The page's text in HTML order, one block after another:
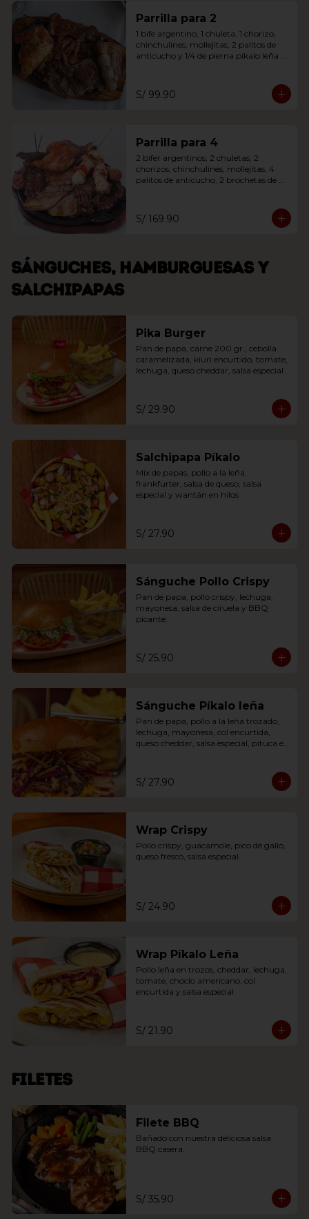
Parrilla para 2
1 bife argentino, 1 chuleta, 1 chorizo,
chinchulines, mollejitas, 2 palitos de
anticucho y 1/4 de pierna pikalo leña
S/ 99.90
Parrilla para 4
2 bifer argentinos, 2 chuletas, 2
chorizos, chinchulines, mollejitas, 4
palitos de anticucho, 2 brochetas de
fritas
S/ 169.90
Sánguches, hamburguesas y
salchipapas
Pika Burger
Pan de papa, carne 200 gr., cebolla
caramelizada, kiuri encurtido, tomate,
lechuga, queso cheddar, salsa especial
S/ 29.90
Salchipapa Píkalo
Mix de papas, pollo a la leña,
frankfurter, salsa de queso, salsa
especial y wantán en hilos
S/ 27.90
Sánguche Pollo Crispy
Pan de papa, pollo crispy, lechuga,
mayonesa, salsa de ciruela y BBQ
picante.
S/ 25.90
Sánguche Píkalo leña
Pan de papa, pollo a la leña trozado,
lechuga, mayonesa, col encurtida,
queso cheddar, salsa especial, pituca en
S/ 27.90
Wrap Crispy
Pollo crispy, guacamole, pico de gallo,
queso fresco, salsa especial.
S/ 24.90
Wrap Píkalo Leña
Pollo leña en trozos, cheddar, lechuga,
tomate, choclo americano, col
encurtida y salsa especial.
S/ 21.90
Filetes
Filete BBQ
Bañado con nuestra deliciosa salsa
BBQ casera.
S/ 35.90